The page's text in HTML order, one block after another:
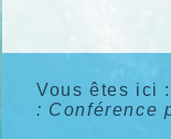
Vous êtes ici
: Conférence